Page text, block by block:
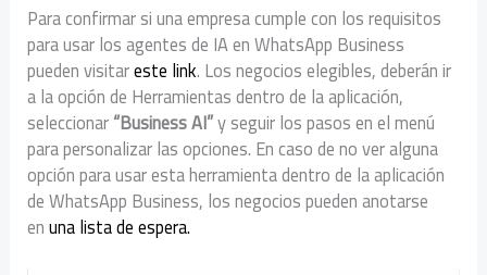
Para confirmar si una empresa cumple con los requisitos
para usar los agentes de IA en WhatsApp Business
pueden visitareste link. Los negocios elegibles, deberán ir
a la opción de Herramientas dentro de la aplicación,
seleccionar“Business AI”y seguir los pasos en el menú
para personalizar las opciones. En caso de no ver alguna
opción para usar esta herramienta dentro de la aplicación
de WhatsApp Business, los negocios pueden anotarse
enuna lista de espera.